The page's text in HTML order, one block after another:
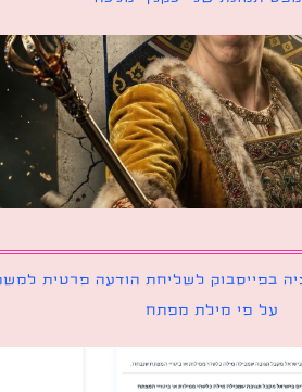
לשליחת הודעה פרטית למשתמש
מילת מפתח